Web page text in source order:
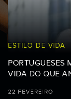
ESTILO DE VIDA
PORTUGUESES
VIDA DO QUE
22 FEVEREIRO